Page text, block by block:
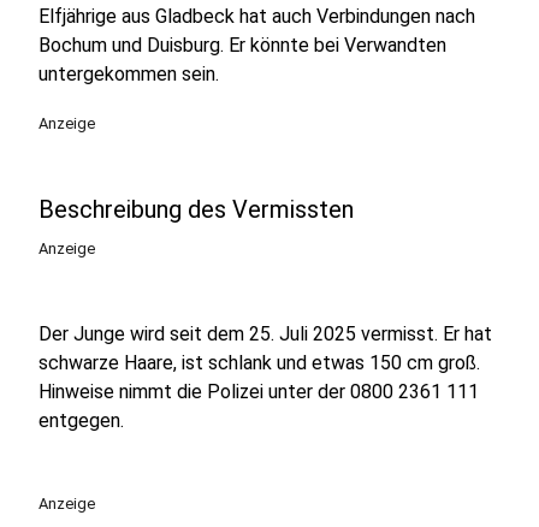
Elfjährige aus Gladbeck hat auch Verbindungen nach
Bochum und Duisburg. Er könnte bei Verwandten
untergekommen sein.
Anzeige
Beschreibung des Vermissten
Anzeige
Der Junge wird seit dem 25. Juli 2025 vermisst. Er hat
schwarze Haare, ist schlank und etwas 150 cm groß.
Hinweise nimmt die Polizei unter der 0800 2361 111
entgegen.
Anzeige